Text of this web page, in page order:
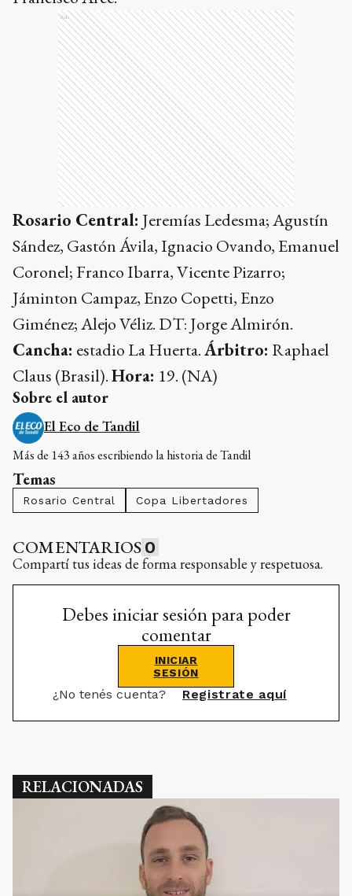
Ads
Rosario Central: Jeremías Ledesma; Agustín
Sández, Gastón Ávila, Ignacio Ovando, Emanuel
Coronel; Franco Ibarra, Vicente Pizarro;
Jáminton Campaz, Enzo Copetti, Enzo
Giménez; Alejo Véliz. DT: Jorge Almirón.
Cancha: estadio La Huerta.Árbitro: Raphael
Claus (Brasil).Hora: 19. (NA)
Sobre el autor
El Eco de Tandil
Más de 143 años escribiendo la historia de Tandil
Temas
Rosario Central Copa Libertadores
COMENTARIOS 0
Compartí tus ideas de forma responsable y respetuosa.
Debes iniciar sesión para poder
comentar
INICIAR
SESIÓN
¿No tenés cuenta? Registrate aquí
RELACIONADAS